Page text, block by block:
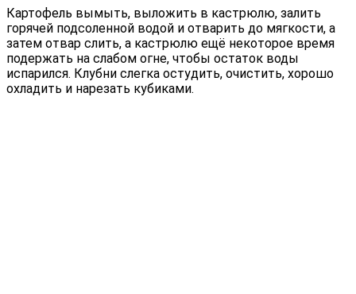
Картофель вымыть, выложить в кастрюлю, залить
горячей подсоленной водой и отварить до мягкости, а
затем отвар слить, а кастрюлю ещё некоторое время
подержать на слабом огне, чтобы остаток воды
испарился. Клубни слегка остудить, очистить, хорошо
охладить и нарезать кубиками.